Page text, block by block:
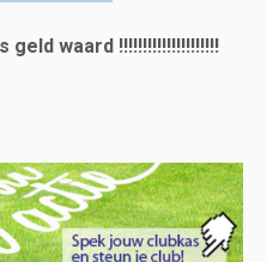
waard !!!!!!!!!!!!!!!!!!!!!